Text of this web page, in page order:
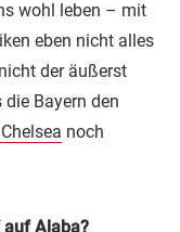
wohl leben – mit
eben nicht alles
der äußerst
Bayern den
noch
auf Alaba?